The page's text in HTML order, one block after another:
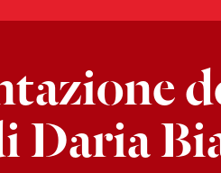
Daria